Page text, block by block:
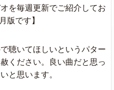
を毎週更新でご紹介してお
版です】
聴いてほしいというパター
ください。良い曲だと思っ
と思います。